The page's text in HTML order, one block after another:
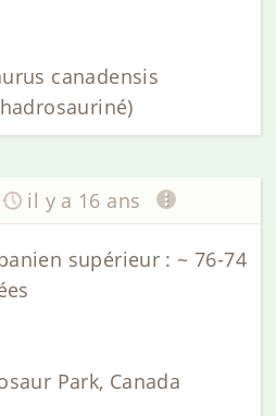
canadensis
il y a 16 ans
supérieur : ~ 76-74
Park, Canada